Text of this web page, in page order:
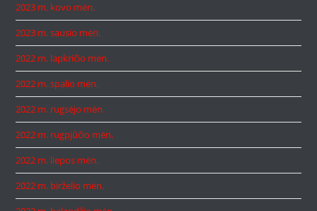
2023 m. kovo mėn.
2023 m. sausio mėn.
2022 m. lapkričio mėn.
2022 m. spalio mėn.
2022 m. rugsėjo mėn.
2022 m. rugpjūčio mėn.
2022 m. liepos mėn.
2022 m. birželio mėn.